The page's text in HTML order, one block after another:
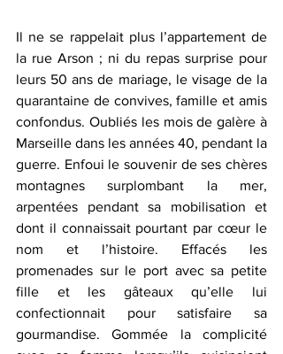
Il ne se rappelait plus l’appartement de
la rue Arson ; ni du repas surprise pour
leurs 50 ans de mariage, le visage de la
quarantaine de convives, famille et amis
confondus. Oubliés les mois de galère à
Marseille dans les années 40, pendant la
guerre. Enfoui le souvenir de ses chères
montagnes surplombant la mer,
arpentées pendant sa mobilisation et
dont il connaissait pourtant par cœur le
nom et l’histoire. Effacés les
promenades sur le port avec sa petite
fille et les gâteaux qu’elle lui
confectionnait pour satisfaire sa
gourmandise. Gommée la complicité